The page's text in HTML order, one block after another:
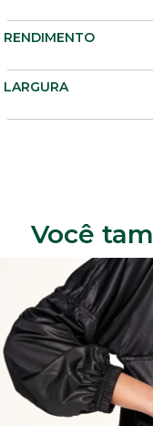
RENDIMENTO
LARGURA
Você